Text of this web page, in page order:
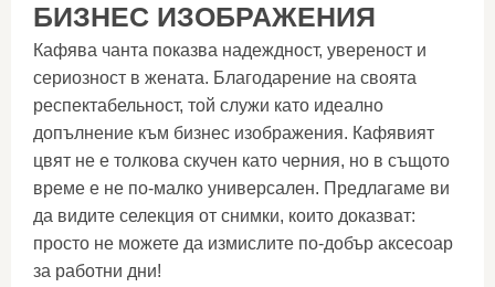
БИЗНЕС ИЗОБРАЖЕНИЯ
Кафява чанта показва надеждност, увереност и
сериозност в жената. Благодарение на своята
респектабельност, той служи като идеално
допълнение към бизнес изображения. Кафявият
цвят не е толкова скучен като черния, но в същото
време е не по-малко универсален. Предлагаме ви
да видите селекция от снимки, които доказват:
просто не можете да измислите по-добър аксесоар
за работни дни!